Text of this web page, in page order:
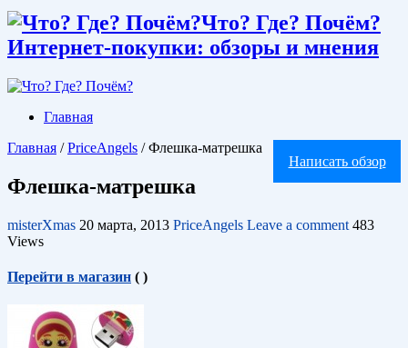
Что? Где? Почём?
Интернет-покупки: обзоры и мнения
Главная
Написать обзор
Главная / PriceAngels / Флешка-матрешка
Флешка-матрешка
misterXmas 20 марта, 2013 PriceAngels Leave a comment 483
Views
Перейти в магазин ( )